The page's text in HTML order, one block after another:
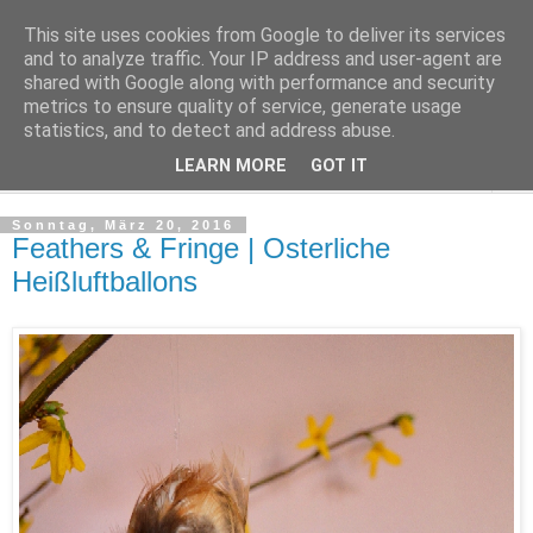
Make it boho
for a scandi bohemian home
Sonntag, März 20, 2016
Feathers & Fringe | Osterliche
Heißluftballons
This site uses cookies from Google to deliver its services
and to analyze traffic. Your IP address and user-agent are
shared with Google along with performance and security
metrics to ensure quality of service, generate usage
statistics, and to detect and address abuse.
LEARN MORE GOT IT